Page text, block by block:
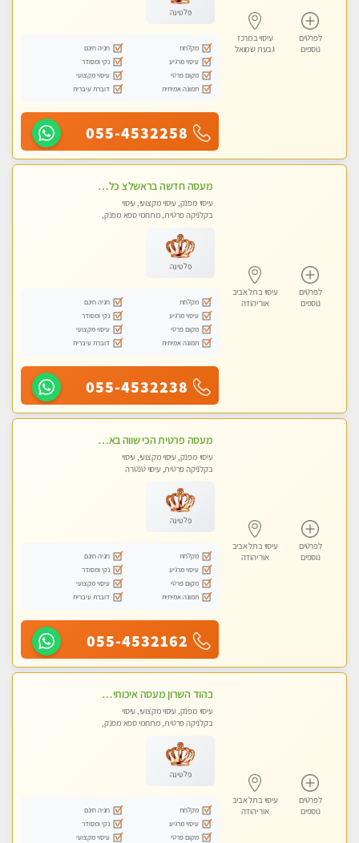
לפרטים
נוספים
עיסוי במרכז
גבעת שמואל
פלטינה
מקלחת
חניה חינם
עיסוי מרגיע
נקי ומסודר
מקום פרטי
עיסוי מקצועי
תמונה אמיתית
דוברת עיברית
055-4532258
לפרטים
נוספים
עיסוי בתל אביב
אור יהודה
מעסה חדשה בראשלצ כל סוגי העיסויים מעסה מקצועית ואיכותית פרטי!!!
עיסוי מפנק, עיסוי מקצועי, עיסוי
בקלניקה פרטית, מתחמי ספא מפנק,
פלטינה
מקלחת
חניה חינם
עיסוי מרגיע
נקי ומסודר
מקום פרטי
עיסוי מקצועי
תמונה אמיתית
דוברת עיברית
055-4532238
לפרטים
נוספים
עיסוי בתל אביב
אור יהודה
מעסה פרטית הכי שווה באזור המרכז!!!
עיסוי מפנק, עיסוי מקצועי, עיסוי
בקלניקה פרטית, עיסוי טנטרה
פלטינה
מקלחת
חניה חינם
עיסוי מרגיע
נקי ומסודר
מקום פרטי
עיסוי מקצועי
תמונה אמיתית
דוברת עיברית
055-4532162
לפרטים
נוספים
עיסוי בתל אביב
אור יהודה
בהוד השרון מעסה איכותית מקצועית ומפנקת חדשה מעסה צעירה ואלופה לעיסוי מפנק מומלץ מאוד ....פרטי!!
עיסוי מפנק, עיסוי מקצועי, עיסוי
בקלניקה פרטית, מתחמי ספא מפנק,
פלטינה
מקלחת
חניה חינם
עיסוי מרגיע
נקי ומסודר
מקום פרטי
עיסוי מקצועי